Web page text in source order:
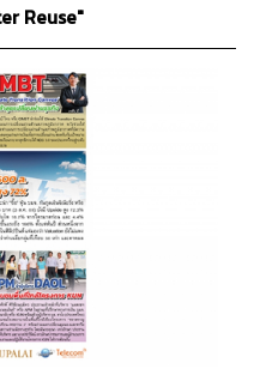
Reuse"